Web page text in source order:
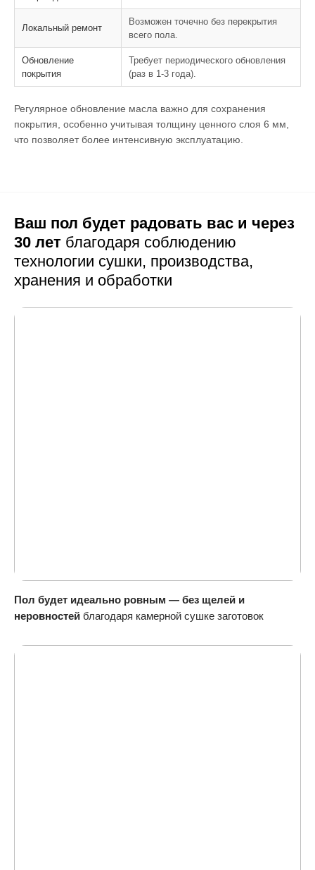
Локальный ремонт
Возможен точечно без перекрытия
всего пола.
Обновление
покрытия
Требует периодического обновления
(раз в 1-3 года).
Регулярное обновление масла важно для сохранения
покрытия, особенно учитывая толщину ценного слоя 6 мм,
что позволяет более интенсивную эксплуатацию.
Ваш пол будет радовать вас и через
30 лет благодаря соблюдению
технологии сушки, производства,
хранения и обработки
Пол будет идеально ровным — без щелей и
неровностей благодаря камерной сушке заготовок